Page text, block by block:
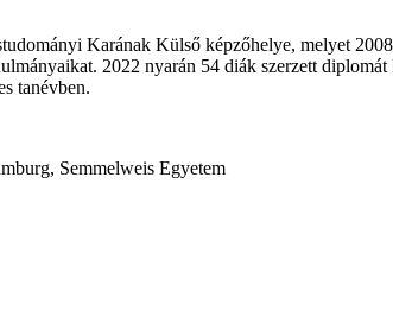
Karának Külső képzőhelye, melyet
2022 nyarán 54 diák szerzett
tanévben.
Semmelweis Egyetem